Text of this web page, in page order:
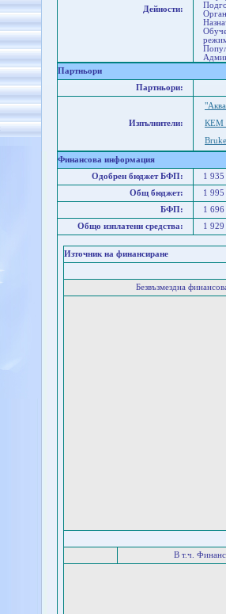
Дейности:
Партньори
Партньори:
Изпълнители:
КЕМ
Финансова информация
Одобрен бюджет БФП:
1
Общ бюджет:
1
БФП:
1
Общо изплатени средства:
1
Източник на финансиране
Безвъзмездна
В т.ч.